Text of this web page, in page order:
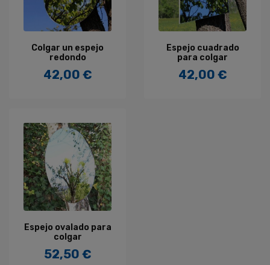
Colgar un espejo
redondo
Precio
42,00 €
Espejo cuadrado
para colgar
Precio
42,00 €
Espejo ovalado para
colgar
Precio
52,50 €